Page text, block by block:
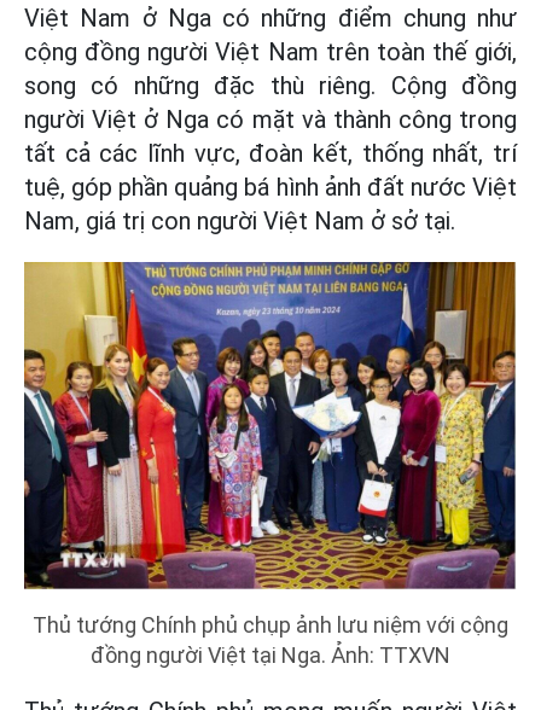
Việt Nam ở Nga có những điểm chung như
cộng đồng người Việt Nam trên toàn thế giới,
song có những đặc thù riêng. Cộng đồng
người Việt ở Nga có mặt và thành công trong
tất cả các lĩnh vực, đoàn kết, thống nhất, trí
tuệ, góp phần quảng bá hình ảnh đất nước Việt
Nam, giá trị con người Việt Nam ở sở tại.
Thủ tướng Chính phủ chụp ảnh lưu niệm với cộng
đồng người Việt tại Nga. Ảnh: TTXVN